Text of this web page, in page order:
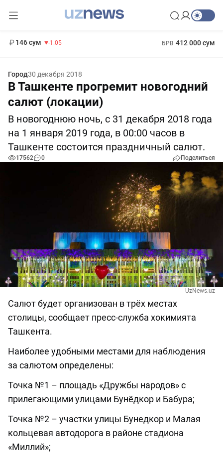
146 сум -1.05 БРВ 412 000 сум
Город30 декабря 2018
В Ташкенте прогремит новогодний
салют (локации)
В новогоднюю ночь, с 31 декабря 2018 года
на 1 января 2019 года, в 00:00 часов в
Ташкенте состоится праздничный салют.
17562 0 Поделиться
UzNews.uz
Салют будет организован в трёх местах
столицы, сообщает пресс-служба хокимията
Ташкента.
Наиболее удобными местами для наблюдения
за салютом определены:
Точка №1 – площадь «Дружбы народов» с
прилегающими улицами Бунёдкор и Бабура;
Точка №2 – участки улицы Бунедкор и Малая
кольцевая автодорога в районе стадиона
«Миллий»;